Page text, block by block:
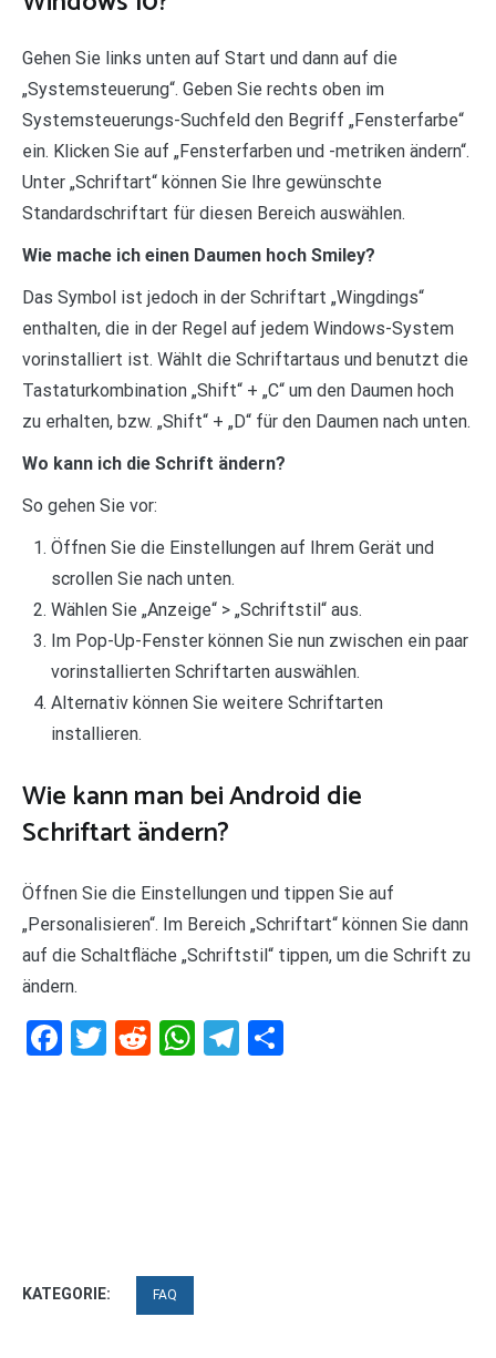
Gehen Sie links unten auf Start und dann auf die
„Systemsteuerung“. Geben Sie rechts oben im
Systemsteuerungs-Suchfeld den Begriff „Fensterfarbe“
ein. Klicken Sie auf „Fensterfarben und -metriken ändern“.
Unter „Schriftart“ können Sie Ihre gewünschte
Standardschriftart für diesen Bereich auswählen.
Wie mache ich einen Daumen hoch Smiley?
Das Symbol ist jedoch in der Schriftart „Wingdings“
enthalten, die in der Regel auf jedem Windows-System
vorinstalliert ist. Wählt die Schriftartaus und benutzt die
Tastaturkombination „Shift“ + „C“ um den Daumen hoch
zu erhalten, bzw. „Shift“ + „D“ für den Daumen nach unten.
Wo kann ich die Schrift ändern?
So gehen Sie vor:
Öffnen Sie die Einstellungen auf Ihrem Gerät und
scrollen Sie nach unten.
Wählen Sie „Anzeige“ > „Schriftstil“ aus.
Im Pop-Up-Fenster können Sie nun zwischen ein paar
vorinstallierten Schriftarten auswählen.
Alternativ können Sie weitere Schriftarten
installieren.
Wie kann man bei Android die
Schriftart ändern?
Öffnen Sie die Einstellungen und tippen Sie auf
„Personalisieren“. Im Bereich „Schriftart“ können Sie dann
auf die Schaltfläche „Schriftstil“ tippen, um die Schrift zu
ändern.
Facebook
Twitter
RedditWhatsApp
Telegram
KATEGORIE: FAQ